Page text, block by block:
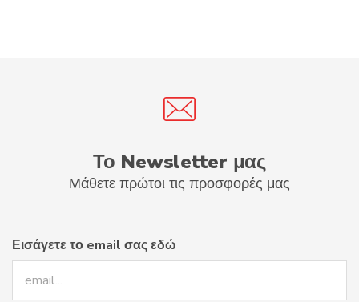
Το Newsletter μας
Μάθετε πρώτοι τις προσφορές μας
Εισάγετε το email σας εδώ